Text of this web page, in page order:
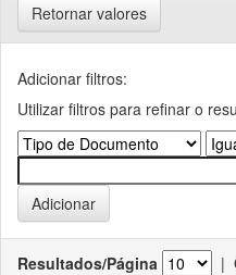
Retornar valores
Adicionar filtros:
Utilizar filtros para refinar o
Resultados/Página |